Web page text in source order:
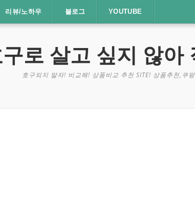
리뷰/노하우 블로그 YOUTUBE
로 살고 싶지 않아
호구되지 말자! 비교해! 상품비교 추천 SITE! 상품추천,쿠